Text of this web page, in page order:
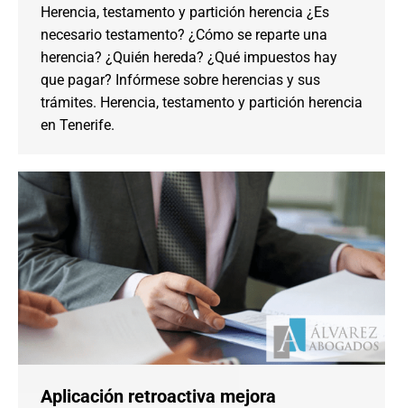
Herencia, testamento y partición herencia ¿Es
necesario testamento? ¿Cómo se reparte una
herencia? ¿Quién hereda? ¿Qué impuestos hay
que pagar? Infórmese sobre herencias y sus
trámites. Herencia, testamento y partición herencia
en Tenerife.
Aplicación retroactiva mejora